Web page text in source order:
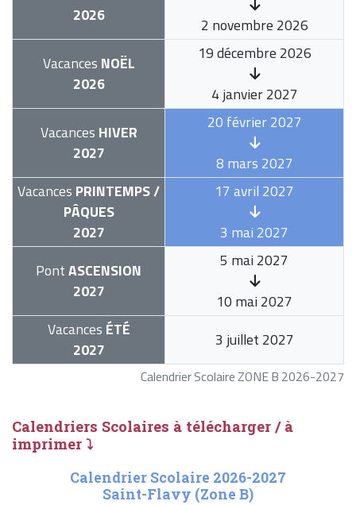
Calendrier Scolaire ZONE B 2026-2027
2026
2 novembre 2026
Vacances NOËL
2026
19 décembre 2026
4 janvier 2027
Vacances HIVER
2027
20 février 2027
8 mars 2027
Vacances PRINTEMPS /
PÂQUES
2027
17 avril 2027
3 mai 2027
PontASCENSION
2027
5 mai 2027
10 mai 2027
Vacances ÉTÉ
2027
3 juillet 2027
Calendriers Scolaires à télécharger / à
imprimer ⤵
Calendrier Scolaire 2026-2027
Saint-Flavy (Zone B)